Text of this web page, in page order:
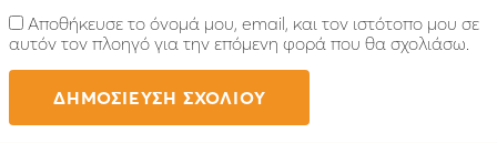
Αποθήκευσε το όνομά μου, email, και τον ιστότοπο μου σε
αυτόν τον πλοηγό για την επόμενη φορά που θα σχολιάσω.